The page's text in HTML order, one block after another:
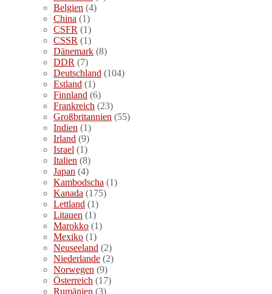
Belgien (4)
China (1)
CSFR (1)
CSSR (1)
Dänemark (8)
DDR (7)
Deutschland (104)
Estland (1)
Finnland (6)
Frankreich (23)
Großbritannien (55)
Indien (1)
Irland (9)
Israel (1)
Italien (8)
Japan (4)
Kambodscha (1)
Kanada (175)
Lettland (1)
Litauen (1)
Marokko (1)
Mexiko (1)
Neuseeland (2)
Niederlande (2)
Norwegen (9)
Österreich (17)
Rumänien (3)